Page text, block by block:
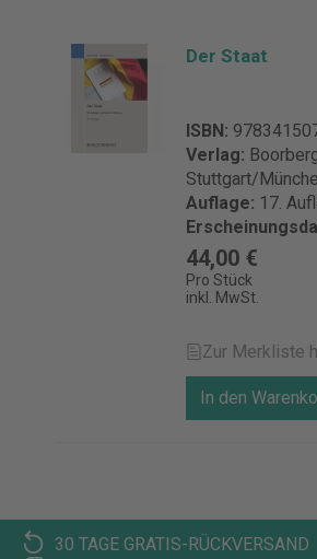
Der Staat
ISBN:
Verlag:
Stuttgart/
Auflage: 17.
44,00 €
Pro Stück
inkl. MwSt.
Zur Merkliste
In den
30 TAGE GRATIS-RÜCKVERSAND